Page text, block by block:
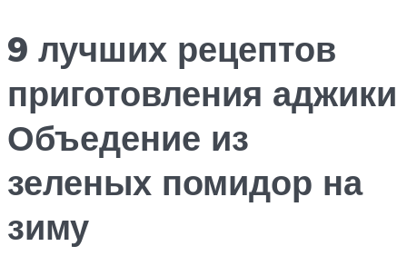
9 лучших рецептов
приготовления аджики
Объедение из
зеленых помидор на
зиму